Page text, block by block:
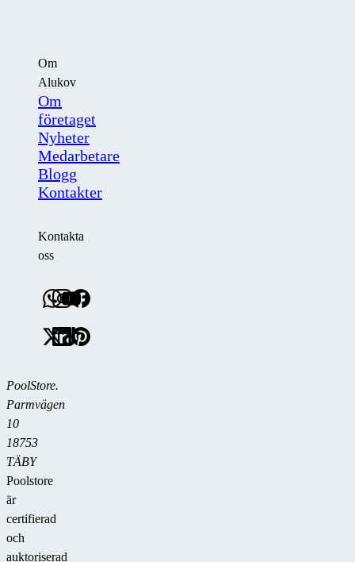
Om
Alukov
Om
företaget
Nyheter
Medarbetare
Blogg
Kontakter
Kontakta
oss
PoolStore.
Parmvägen
10
18753
TÄBY
Poolstore
är
certifierad
och
auktoriserad